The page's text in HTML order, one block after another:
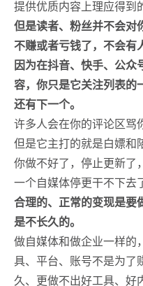
提供优质内容上理应得到
但是读者、粉丝并不会对
不赚或者亏钱了，不会有
因为在抖音、快手、公众
容，你只是它关注列表的
还有下一个。
许多人会在你的评论区骂
但是它主打的就是白嫖和
你做不好了，停止更新了
一个自媒体停更干不下去
合理的、正常的变现是要
是不长久的。
做自媒体和做企业一样的
具、平台、账号不是为了
久、更做不出好工具、好